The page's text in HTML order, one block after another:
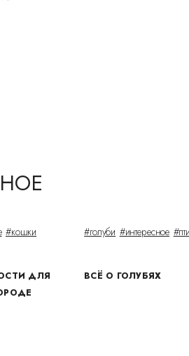
#кошки
ДЛЯ
#голуби #интересное
ВСЁ О ГОЛУБЯХ